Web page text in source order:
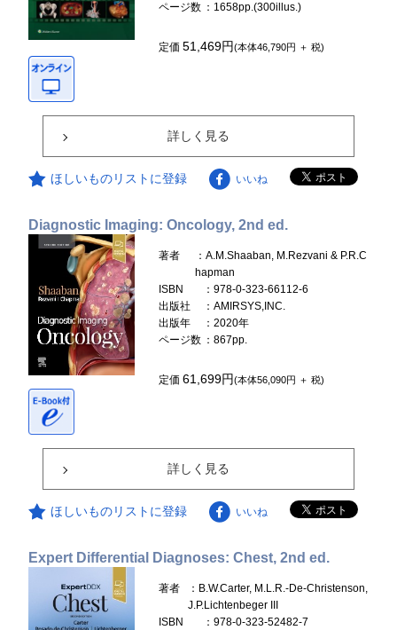
ページ数 ：1658pp.(300illus.)
定価51,469円(本体46,790円 ＋ 税)
詳しく見る
ほしいものリストに登録 いいね
Diagnostic Imaging: Oncology, 2nd ed.
著者
：A.M.Shaaban, M.Rezvani & P.R.C
hapman
ISBN
：978-0-323-66112-6
出版社
：AMIRSYS,INC.
出版年
：2020年
ページ数 ：867pp.
定価61,699円(本体56,090円 ＋ 税)
詳しく見る
ほしいものリストに登録 いいね
Expert Differential Diagnoses: Chest, 2nd ed.
著者
：B.W.Carter, M.L.R.-De-Christenson,
J.P.Lichtenbeger III
ISBN
：978-0-323-52482-7